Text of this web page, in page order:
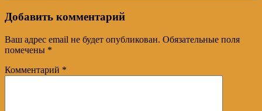
Добавить комментарий
Ваш адрес email не будет опубликован. Обязательные поля
помечены *
Комментарий *